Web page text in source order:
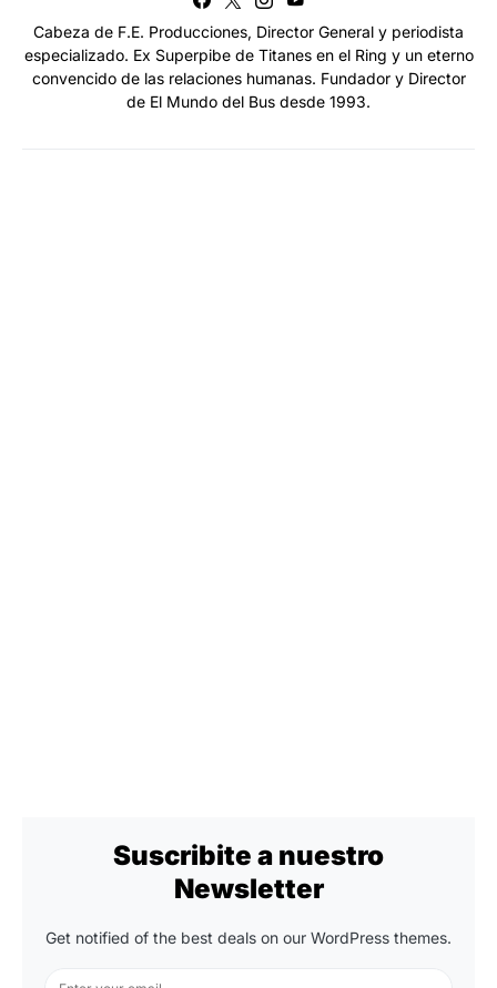
Cabeza de F.E. Producciones, Director General y periodista
especializado. Ex Superpibe de Titanes en el Ring y un eterno
convencido de las relaciones humanas. Fundador y Director
de El Mundo del Bus desde 1993.
Suscribite a nuestro
Newsletter
Get notified of the best deals on our WordPress themes.